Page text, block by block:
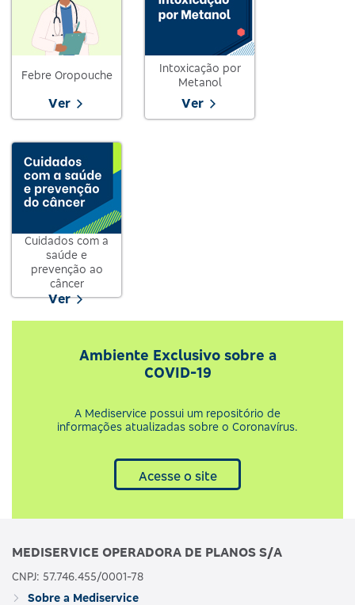
Febre Oropouche
Ver
Intoxicação por
Metanol
Ver
Cuidados com a
saúde e
prevenção ao
câncer
Ver
Ambiente Exclusivo sobre a
COVID-19
A Mediservice possui um repositório de
informações atualizadas sobre o Coronavírus.
Acesse o site
MEDISERVICE OPERADORA DE PLANOS S/A
CNPJ: 57.746.455/0001-78
Sobre a Mediservice